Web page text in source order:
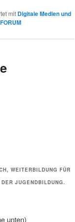
mit Digitale Medien und
WEITERBILDUNG FÜR
JUGENDBILDUNG.
unten)